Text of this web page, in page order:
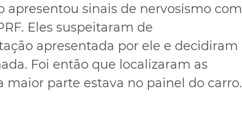
apresentou sinais de nervosismo com
Eles suspeitaram de
apresentada por ele e decidiram
Foi então que localizaram as
maior parte estava no painel do carro.